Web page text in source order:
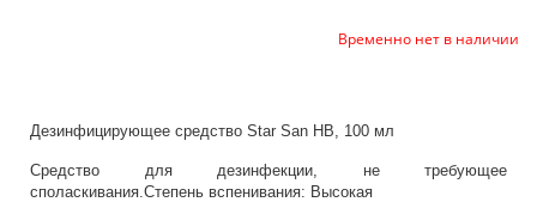
Временно нет в наличии
Дезинфицирующее средство Star San HB, 100 мл
Средство для дезинфекции, не требующее
споласкивания.Степень вспенивания: Высокая